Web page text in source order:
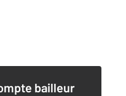
bailleur